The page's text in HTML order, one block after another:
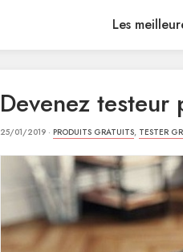
Les
Devenez
25/01/2019 · PRODUITS GRATUITS, TESTER